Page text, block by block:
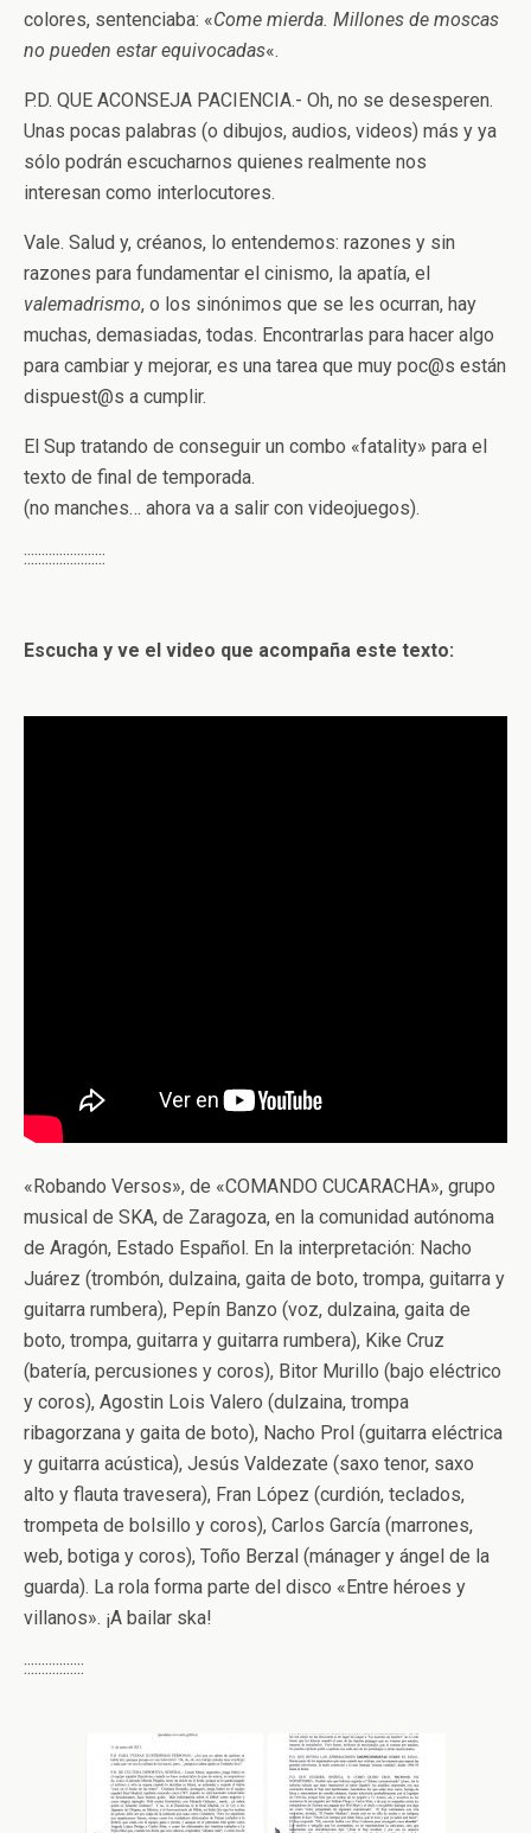
colores, sentenciaba: «Come mierda. Millones de moscas
no pueden estar equivocadas«.
P.D. QUE ACONSEJA PACIENCIA.- Oh, no se desesperen.
Unas pocas palabras (o dibujos, audios, videos) más y ya
sólo podrán escucharnos quienes realmente nos
interesan como interlocutores.
Vale. Salud y, créanos, lo entendemos: razones y sin
razones para fundamentar el cinismo, la apatía, el
valemadrismo, o los sinónimos que se les ocurran, hay
muchas, demasiadas, todas. Encontrarlas para hacer algo
para cambiar y mejorar, es una tarea que muy poc@s están
dispuest@s a cumplir.
El Sup tratando de conseguir un combo «fatality» para el
texto de final de temporada.
(no manches… ahora va a salir con videojuegos).
:::::::::::::::::::::::
Escucha y ve el video que acompaña este texto:
«Robando Versos», de «COMANDO CUCARACHA», grupo
musical de SKA, de Zaragoza, en la comunidad autónoma
de Aragón, Estado Español. En la interpretación: Nacho
Juárez (trombón, dulzaina, gaita de boto, trompa, guitarra y
guitarra rumbera), Pepín Banzo (voz, dulzaina, gaita de
boto, trompa, guitarra y guitarra rumbera), Kike Cruz
(batería, percusiones y coros), Bitor Murillo (bajo eléctrico
y coros), Agostin Lois Valero (dulzaina, trompa
ribagorzana y gaita de boto), Nacho Prol (guitarra eléctrica
y guitarra acústica), Jesús Valdezate (saxo tenor, saxo
alto y flauta travesera), Fran López (curdión, teclados,
trompeta de bolsillo y coros), Carlos García (marrones,
web, botiga y coros), Toño Berzal (mánager y ángel de la
guarda). La rola forma parte del disco «Entre héroes y
villanos». ¡A bailar ska!
:::::::::::::::::